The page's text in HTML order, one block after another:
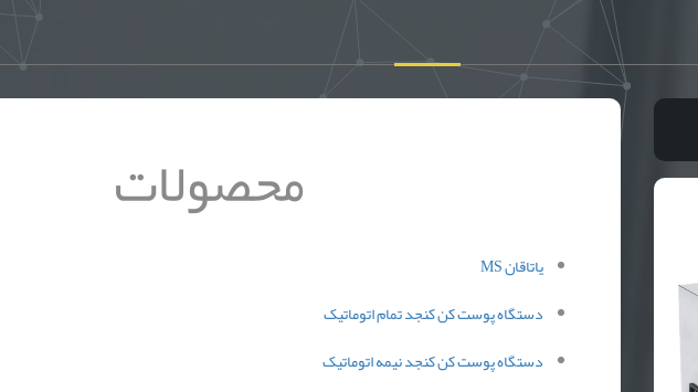
محصولات
یاتاقان MS
دستگاه پوست کن کنجد تمام اتوماتیک
دستگاه پوست کن کنجد نیمه اتوماتیک